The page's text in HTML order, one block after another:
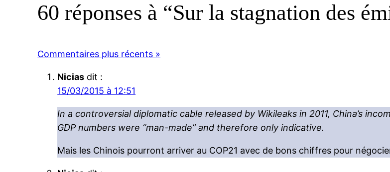
60 réponses à “Sur la stagnation des
Commentaires plus récents »
Nicias dit :
15/03/2015 à 12:51
In a controversial diplomatic cable released by Wikileaks in 2011, China’s
GDP numbers were “man-made” and therefore only indicative.
Mais les Chinois pourront arriver au COP21 avec de bons chiffres pour